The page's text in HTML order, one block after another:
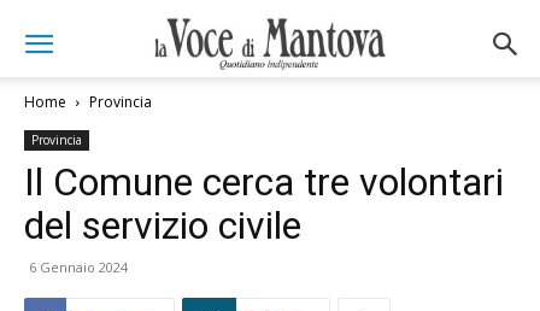
Home Provincia
Provincia
Il Comune cerca tre volontari
del servizio civile
6 Gennaio 2024